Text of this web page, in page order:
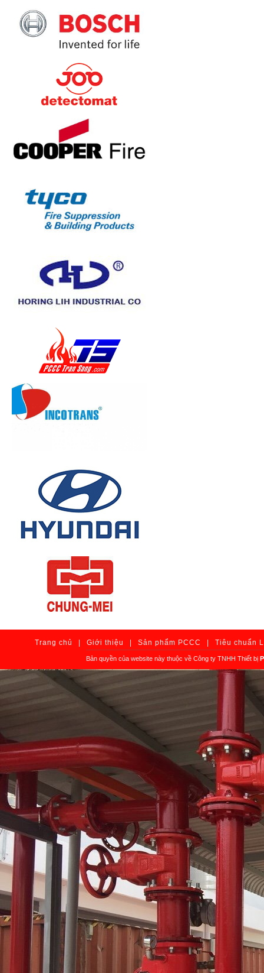
Trang chủ Giới thiệu Sản phẩm PCCC Tiêu chuẩn
Bản quyền của website này thuộc về Công ty TNHH Thiết bị